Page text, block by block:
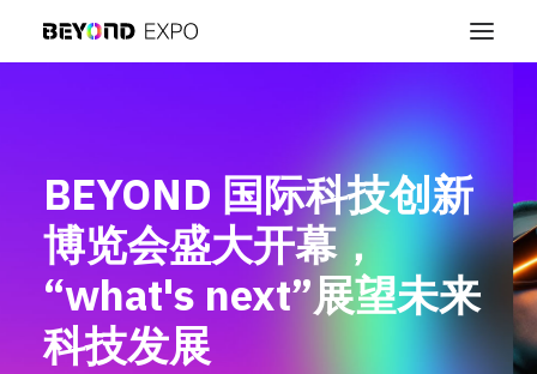
BEYOND 国际科技创新
博览会盛大开幕，
“what's next”展望未来
科技发展